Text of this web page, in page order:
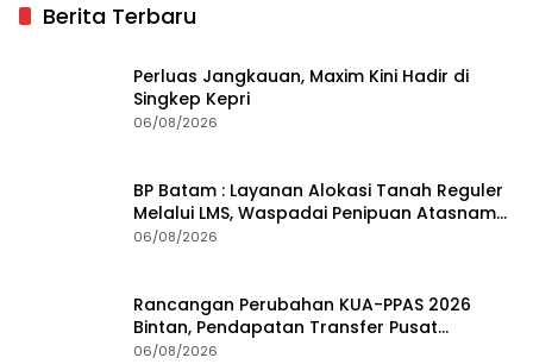
Berita Terbaru
Perluas Jangkauan, Maxim Kini Hadir di
Singkep Kepri
06/08/2026
BP Batam : Layanan Alokasi Tanah Reguler
Melalui LMS, Waspadai Penipuan Atasnama
Institusi
06/08/2026
Rancangan Perubahan KUA-PPAS 2026
Bintan, Pendapatan Transfer Pusat
Diproyeksi Naik Rp1,41 Miliar
06/08/2026